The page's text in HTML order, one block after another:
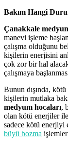
Bakım Hangi
Çanakkale
manevi işleme
çalışma olduğunu
kişilerin enerjisini
çok zor bir hal
çalışmaya
Bunun dışında,
kişilerin mutlaka
medyum hocaları,
olan kötü enerjiler
sadece kötü enerjiyi
büyü bozma